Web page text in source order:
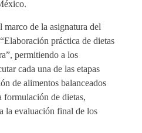
de la asignatura del
práctica de dietas
permitiendo a los
cada una de las etapas
de alimentos balanceados
formulación de dietas,
la evaluación final de los